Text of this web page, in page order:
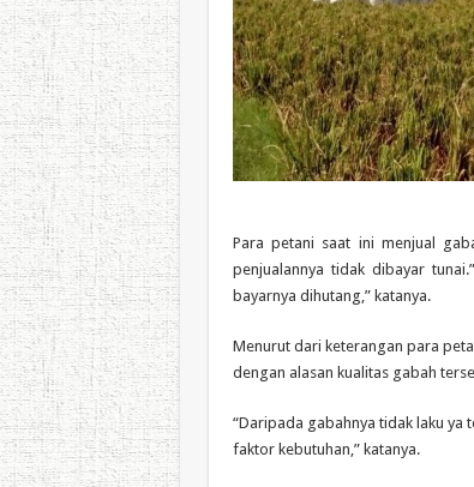
Para petani saat ini menjual
penjualannya tidak dibayar
bayarnya dihutang,” katanya.
Menurut dari keterangan para
dengan alasan kualitas gabah
“Daripada gabahnya tidak laku
faktor kebutuhan,” katanya.